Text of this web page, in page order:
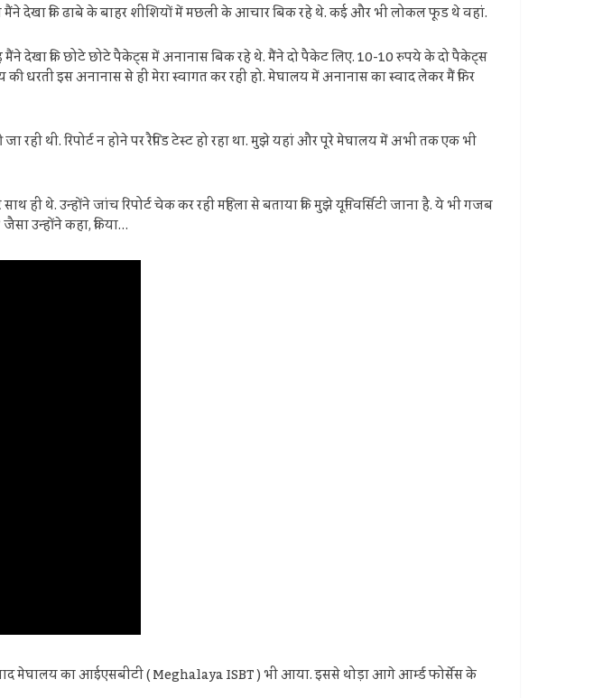
मैंने देखा कि ढाबे के बाहर शीशियों में मछली के आचार बिक रहे थे. कई और भी लोकल फूड थे वहां.
देखा कि छोटे छोटे पैकेट्स में अनानास बिक रहे थे. मैंने दो पैकेट लिए. 10-10 रुपये के दो पैकेट्स
धरती इस अनानास से ही मेरा स्वागत कर रही हो. मेघालय में अनानास का स्वाद लेकर मैं फिर
थी. रिपोर्ट न होने पर रैपिड टेस्ट हो रहा था. मुझे यहां और पूरे मेघालय में अभी तक एक भी
ही थे. उन्होंने जांच रिपोर्ट चेक कर रही महिला से बताया कि मुझे यूनिवर्सिटी जाना है. ये भी गजब
उन्होंने कहा, किया…
मेघालय का आईएसबीटी ( Meghalaya ISBT ) भी आया. इससे थोड़ा आगे आर्म्ड फोर्सेस के